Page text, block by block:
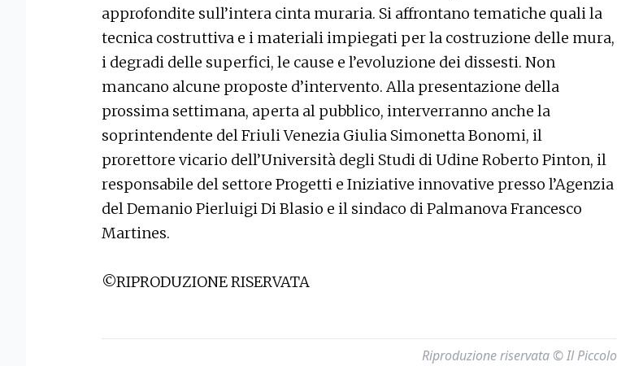
approfondite sull’intera cinta muraria. Si affrontano tematiche quali la
tecnica costruttiva e i materiali impiegati per la costruzione delle mura,
i degradi delle superfici, le cause e l’evoluzione dei dissesti. Non
mancano alcune proposte d’intervento. Alla presentazione della
prossima settimana, aperta al pubblico, interverranno anche la
soprintendente del Friuli Venezia Giulia Simonetta Bonomi, il
prorettore vicario dell’Università degli Studi di Udine Roberto Pinton, il
responsabile del settore Progetti e Iniziative innovative presso l’Agenzia
del Demanio Pierluigi Di Blasio e il sindaco di Palmanova Francesco
Martines.
©RIPRODUZIONE RISERVATA
Riproduzione riservata © Il Piccolo